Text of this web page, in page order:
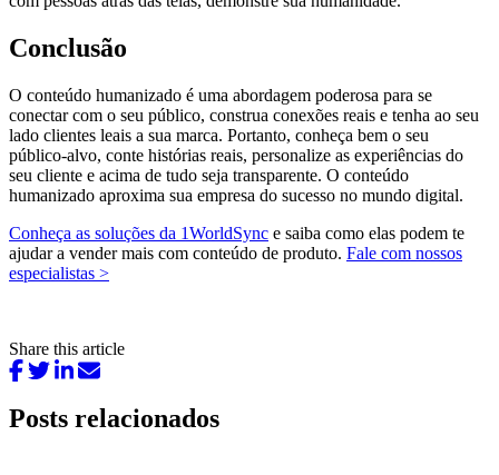
Conclusão
O conteúdo humanizado é uma abordagem poderosa para se
conectar com o seu público, construa conexões reais e tenha ao seu
lado clientes leais a sua marca. Portanto, conheça bem o seu
público-alvo, conte histórias reais, personalize as experiências do
seu cliente e acima de tudo seja transparente. O conteúdo
humanizado aproxima sua empresa do sucesso no mundo digital.
Conheça as soluções da 1WorldSync e saiba como elas podem te
ajudar a vender mais com conteúdo de produto. Fale com nossos
especialistas >
Share this article
Posts relacionados